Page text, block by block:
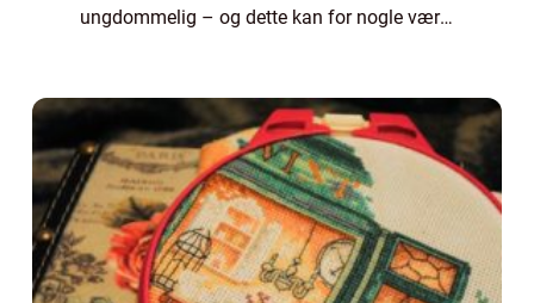
ungdommelig – og dette kan for nogle være